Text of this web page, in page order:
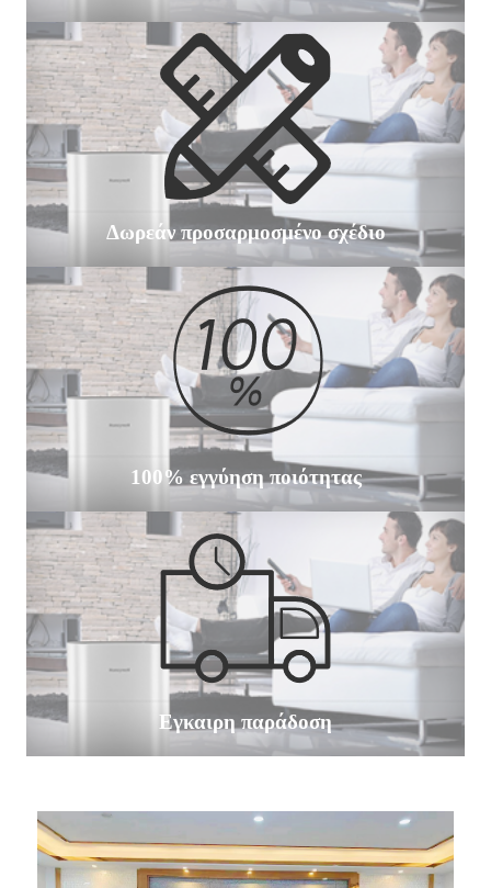
Δωρεάν προσαρμοσμένο σχέδιο
100% εγγύηση ποιότητας
Εγκαιρη παράδοση